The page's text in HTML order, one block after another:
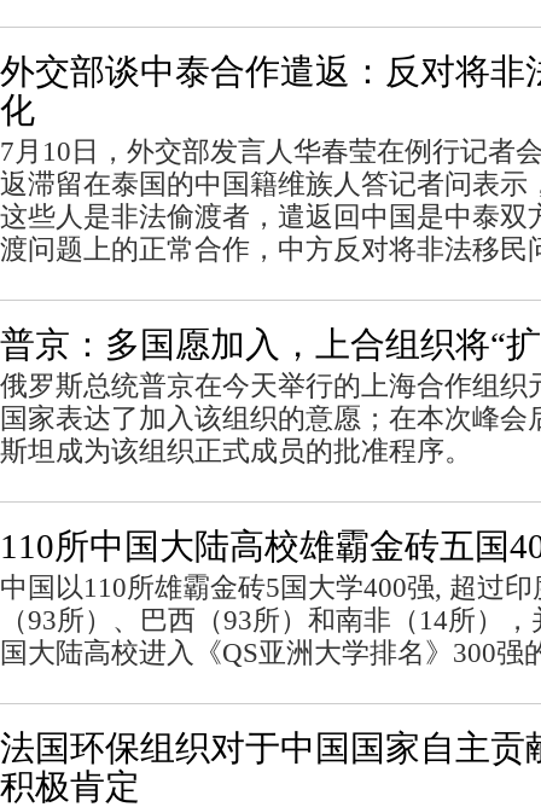
外交部谈中泰合作遣返：反对将非
化
7月10日，外交部发言人华春莹在例行记者
返滞留在泰国的中国籍维族人答记者问表示
这些人是非法偷渡者，遣返回中国是中泰双
渡问题上的正常合作，中方反对将非法移民
普京：多国愿加入，上合组织将“
俄罗斯总统普京在今天举行的上海合作组织
国家表达了加入该组织的意愿；在本次峰会
斯坦成为该组织正式成员的批准程序。
110所中国大陆高校雄霸金砖五国
中国以110所雄霸金砖5国大学400强, 超过
（93所）、巴西（93所）和南非（14所）
国大陆高校进入《QS亚洲大学排名》300强
法国环保组织对于中国国家自主贡
积极肯定